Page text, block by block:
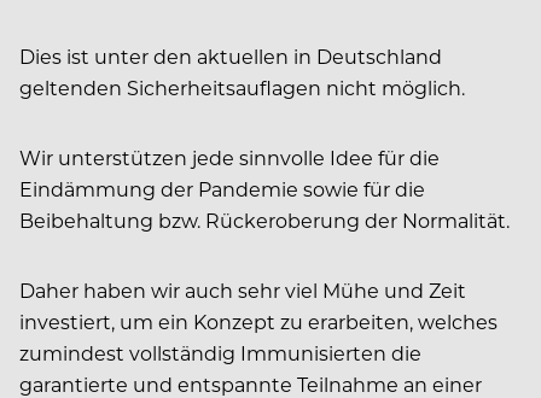
Dies ist unter den aktuellen in Deutschland
geltenden Sicherheitsauflagen nicht möglich.
Wir unterstützen jede sinnvolle Idee für die
Eindämmung der Pandemie sowie für die
Beibehaltung bzw. Rückeroberung der Normalität.
Daher haben wir auch sehr viel Mühe und Zeit
investiert, um ein Konzept zu erarbeiten, welches
zumindest vollständig Immunisierten die
garantierte und entspannte Teilnahme an einer